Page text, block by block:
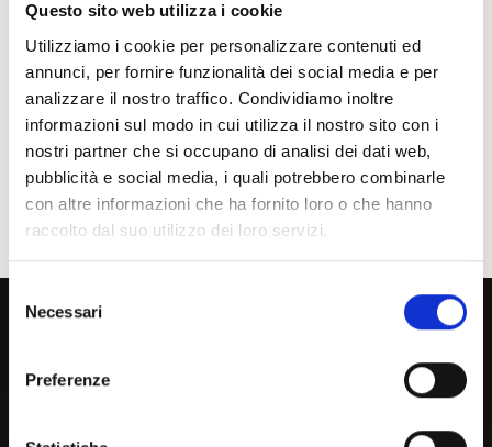
Questo sito web utilizza i cookie
Utilizziamo i cookie per personalizzare contenuti ed
annunci, per fornire funzionalità dei social media e per
analizzare il nostro traffico. Condividiamo inoltre
informazioni sul modo in cui utilizza il nostro sito con i
nostri partner che si occupano di analisi dei dati web,
pubblicità e social media, i quali potrebbero combinarle
con altre informazioni che ha fornito loro o che hanno
raccolto dal suo utilizzo dei loro servizi.
delNecessari
Preferenze
Studente Internazionale
Laureato
Personale
Ente o Impresa